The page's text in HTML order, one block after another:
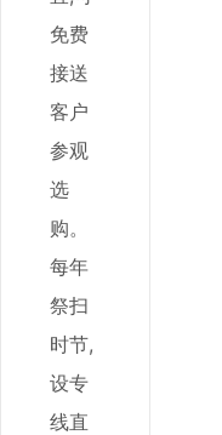
免费
接送
客户
参观
选
购。
每年
祭扫
时节,
设专
线直